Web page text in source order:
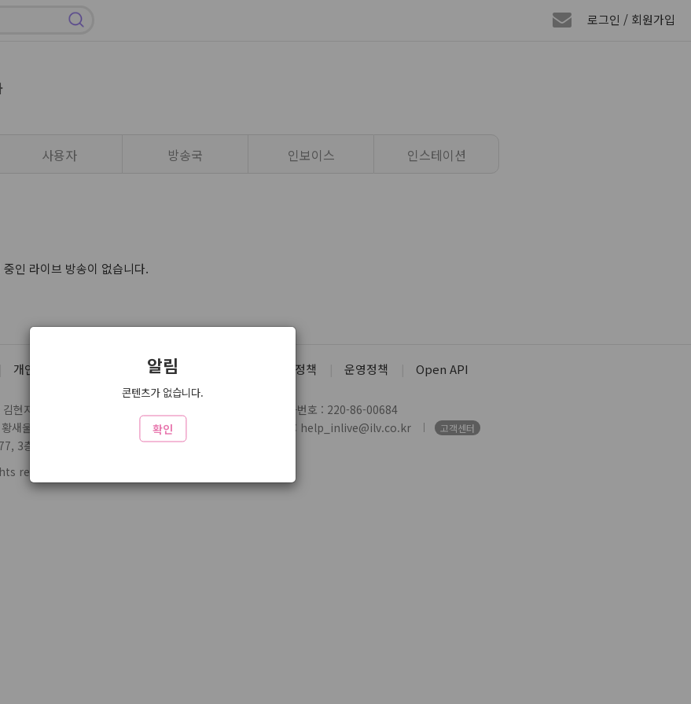
알림
콘텐츠가 없습니다.
확인
로그인 / 회원가입
사용자 방송국 인보이스 인스테이션
인 라이브 방송이 없습니다.
개인정보처리방침 유료서비스 약관 청소년 보호정책 운영정책 Open API
현지
사업자번호 : 220-86-00684
새울로359번길 7 3층
전화 : 1588-1164 제휴/문의 : help_inlive@ilv.co.kr 고객센터
3층 324
reserved.